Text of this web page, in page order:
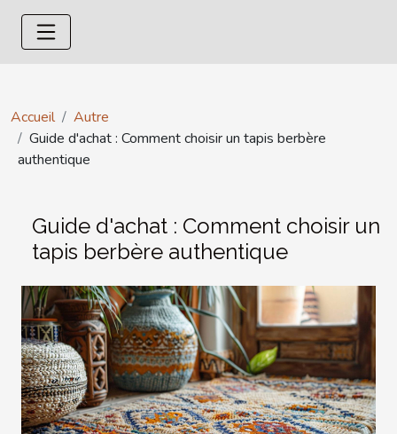
Accueil
Autre
Guide d'achat : Comment choisir un tapis berbère
authentique
Guide d'achat : Comment choisir un
tapis berbère authentique